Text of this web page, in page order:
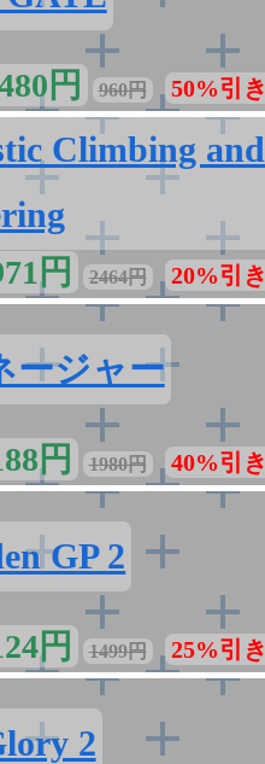
円 960円 50%引き
Climbing and
円 2464円 20%引き
ージャー
円 1980円 40%引き
GP 2
円 1499円 25%引き
2